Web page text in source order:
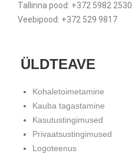
Tallinna pood: +372 5982 2530
Veebipood: +372 529 9817
ÜLDTEAVE
Kohaletoimetamine
Kauba tagastamine
Kasutustingimused
Privaatsustingimused
Logoteenus